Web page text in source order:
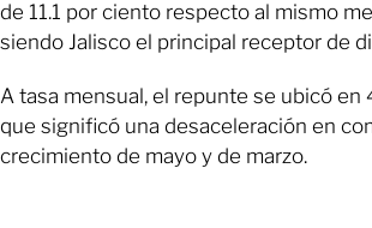
de 11.1 por ciento respecto al mismo
siendo Jalisco el principal receptor de
A tasa mensual, el repunte se ubicó en
que significó una desaceleración en
crecimiento de mayo y de marzo.